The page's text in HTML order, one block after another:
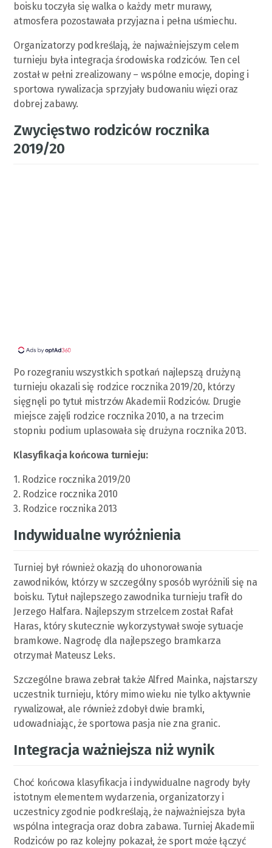
boisku toczyła się walka o każdy metr murawy,
atmosfera pozostawała przyjazna i pełna uśmiechu.
Organizatorzy podkreślają, że najważniejszym celem
turnieju była integracja środowiska rodziców. Ten cel
został w pełni zrealizowany – wspólne emocje, doping i
sportowa rywalizacja sprzyjały budowaniu więzi oraz
dobrej zabawy.
Zwycięstwo rodziców rocznika
2019/20
Po rozegraniu wszystkich spotkań najlepszą drużyną
turnieju okazali się rodzice rocznika 2019/20, którzy
sięgnęli po tytuł mistrzów Akademii Rodziców. Drugie
miejsce zajęli rodzice rocznika 2010, a na trzecim
stopniu podium uplasowała się drużyna rocznika 2013.
Klasyfikacja końcowa turnieju:
1. Rodzice rocznika 2019/20
2. Rodzice rocznika 2010
3. Rodzice rocznika 2013
Indywidualne wyróżnienia
Turniej był również okazją do uhonorowania
zawodników, którzy w szczególny sposób wyróżnili się na
boisku. Tytuł najlepszego zawodnika turnieju trafił do
Jerzego Halfara. Najlepszym strzelcem został Rafał
Haras, który skutecznie wykorzystywał swoje sytuacje
bramkowe. Nagrodę dla najlepszego bramkarza
otrzymał Mateusz Leks.
Szczególne brawa zebrał także Alfred Mainka, najstarszy
uczestnik turnieju, który mimo wieku nie tylko aktywnie
rywalizował, ale również zdobył dwie bramki,
udowadniając, że sportowa pasja nie zna granic.
Integracja ważniejsza niż wynik
Choć końcowa klasyfikacja i indywidualne nagrody były
istotnym elementem wydarzenia, organizatorzy i
uczestnicy zgodnie podkreślają, że najważniejsza była
wspólna integracja oraz dobra zabawa. Turniej Akademii
Rodziców po raz kolejny pokazał, że sport może łączyć